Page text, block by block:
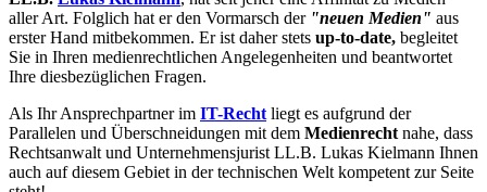
aller Art. Folglich hat er den Vormarsch der "neuen Medien" aus
erster Hand mitbekommen. Er ist daher stets up-to-date, begleitet
Sie in Ihren medienrechtlichen Angelegenheiten und beantwortet
Ihre diesbezüglichen Fragen.
Als Ihr Ansprechpartner im IT-Recht liegt es aufgrund der
Parallelen und Überschneidungen mit dem Medienrecht nahe, dass
Rechtsanwalt und Unternehmensjurist LL.B. Lukas Kielmann Ihnen
auch auf diesem Gebiet in der technischen Welt kompetent zur Seite